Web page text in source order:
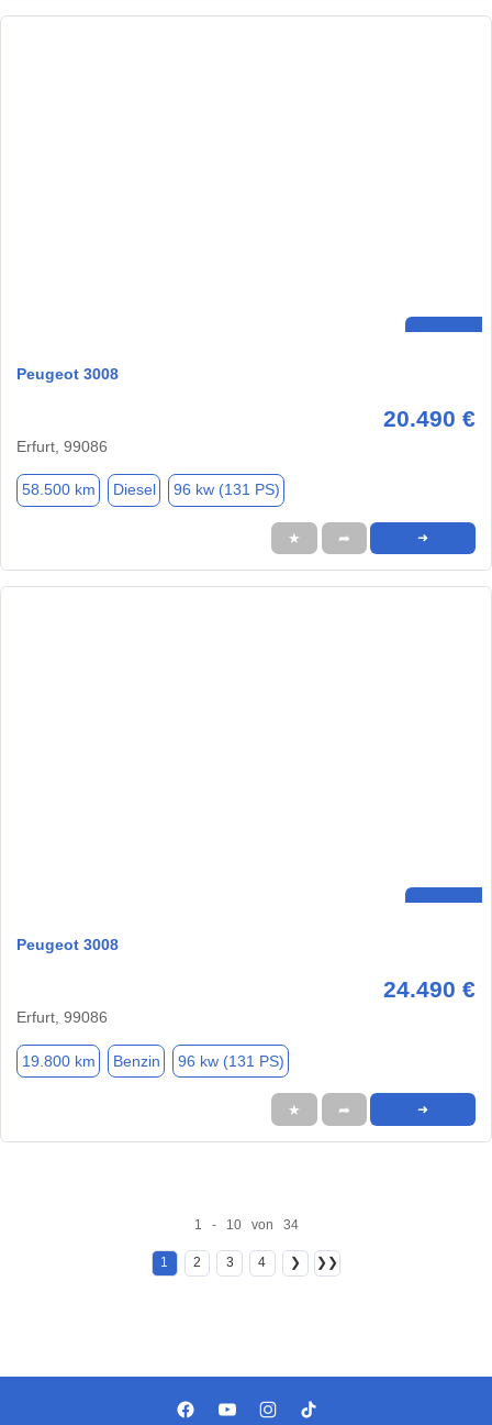
Peugeot 3008
20.490 €
Erfurt, 99086
58.500 km Diesel 96 kw (131 PS)
★ ➦ ➜
Peugeot 3008
24.490 €
Erfurt, 99086
19.800 km Benzin 96 kw (131 PS)
★ ➦ ➜
1 - 10 von 34
1 2 3 4 ❯ ❯❯